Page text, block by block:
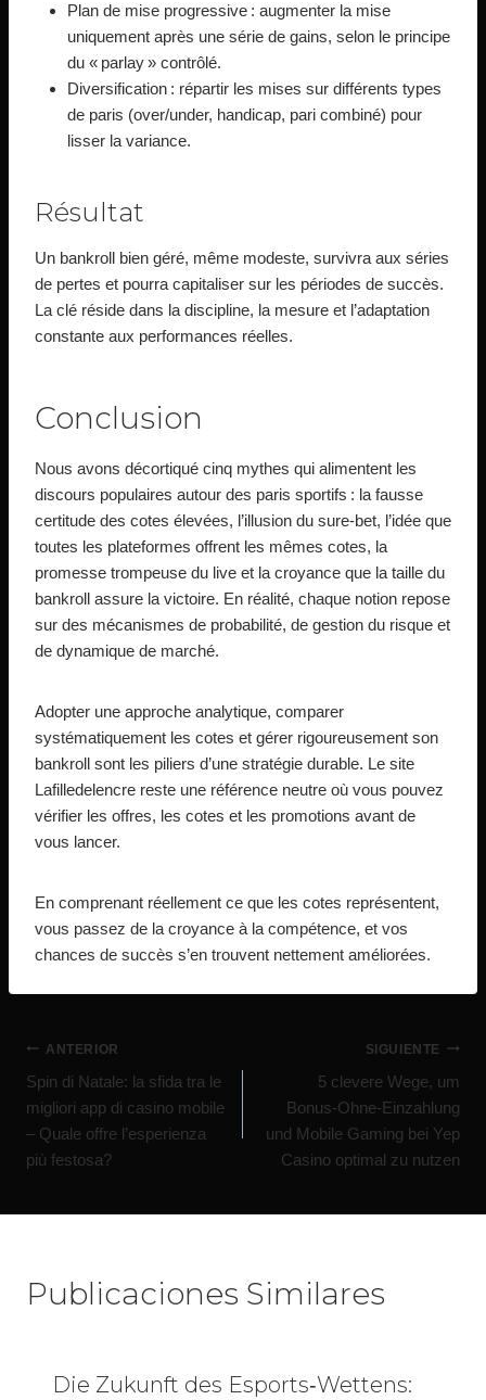
Plan de mise progressive : augmenter la mise
uniquement après une série de gains, selon le principe
du « parlay » contrôlé.
Diversification : répartir les mises sur différents types
de paris (over/under, handicap, pari combiné) pour
lisser la variance.
Résultat
Un bankroll bien géré, même modeste, survivra aux séries
de pertes et pourra capitaliser sur les périodes de succès.
La clé réside dans la discipline, la mesure et l’adaptation
constante aux performances réelles.
Conclusion
Nous avons décortiqué cinq mythes qui alimentent les
discours populaires autour des paris sportifs : la fausse
certitude des cotes élevées, l’illusion du sure‑bet, l’idée que
toutes les plateformes offrent les mêmes cotes, la
promesse trompeuse du live et la croyance que la taille du
bankroll assure la victoire. En réalité, chaque notion repose
sur des mécanismes de probabilité, de gestion du risque et
de dynamique de marché.
Adopter une approche analytique, comparer
systématiquement les cotes et gérer rigoureusement son
bankroll sont les piliers d’une stratégie durable. Le site
Lafilledelencre reste une référence neutre où vous pouvez
vérifier les offres, les cotes et les promotions avant de
vous lancer.
En comprenant réellement ce que les cotes représentent,
vous passez de la croyance à la compétence, et vos
chances de succès s’en trouvent nettement améliorées.
ANTERIOR
Spin di Natale: la sfida tra le
migliori app di casino mobile
– Quale offre l’esperienza
più festosa?
SIGUIENTE
5 clevere Wege, um
Bonus‑Ohne‑Einzahlung
und Mobile Gaming bei Yep
Casino optimal zu nutzen
Publicaciones Similares
Die Zukunft des Esports‑Wettens: